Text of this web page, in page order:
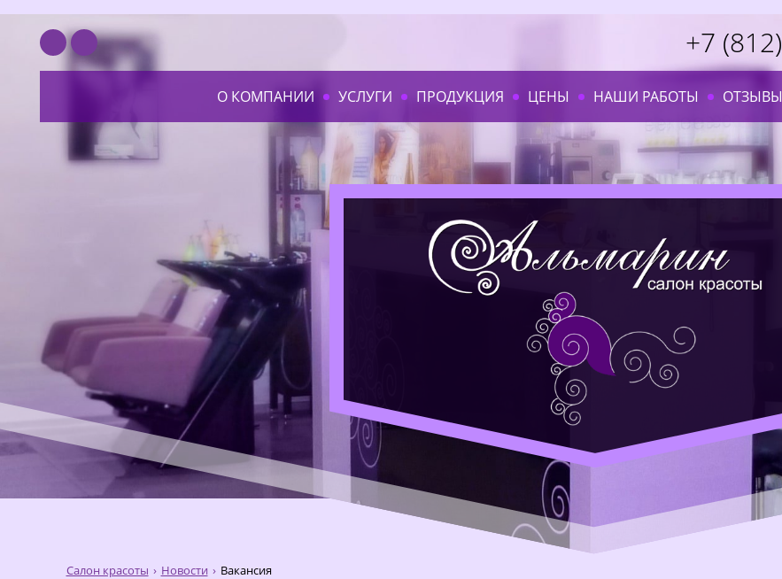
+7 (812)
О КОМПАНИИ УСЛУГИ ПРОДУКЦИЯ ЦЕНЫ НАШИ РАБОТЫ ОТЗЫВЫ
Салон красоты Новости Вакансия